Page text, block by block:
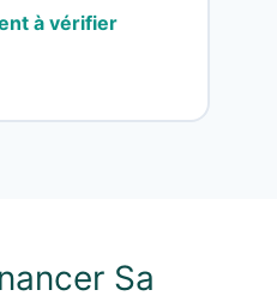
à vérifier
Sa